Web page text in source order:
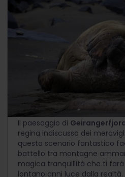
Una natura
Il paesaggio di
regina indiscussa dei
questo scenario fantastico
battello tra montagne
magica tranquillità che ti
lontano anni luce dalla realtà.